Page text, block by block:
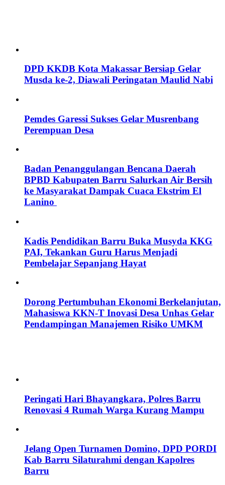
DPD KKDB Kota Makassar Bersiap Gelar
Musda ke-2, Diawali Peringatan Maulid Nabi
Pemdes Garessi Sukses Gelar Musrenbang
Perempuan Desa
Badan Penanggulangan Bencana Daerah
BPBD Kabupaten Barru Salurkan Air Bersih
ke Masyarakat Dampak Cuaca Ekstrim El
Lanino
Kadis Pendidikan Barru Buka Musyda KKG
PAI, Tekankan Guru Harus Menjadi
Pembelajar Sepanjang Hayat
Dorong Pertumbuhan Ekonomi Berkelanjutan,
Mahasiswa KKN-T Inovasi Desa Unhas Gelar
Pendampingan Manajemen Risiko UMKM
Peringati Hari Bhayangkara, Polres Barru
Renovasi 4 Rumah Warga Kurang Mampu
Jelang Open Turnamen Domino, DPD PORDI
Kab Barru Silaturahmi dengan Kapolres
Barru